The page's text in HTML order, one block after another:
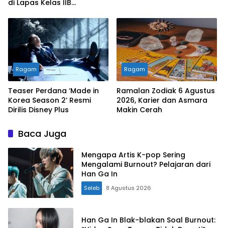
di Lapas Kelas IIB
Ragam
Teaser Perdana ‘Made in
Korea Season 2’ Resmi
Dirilis Disney Plus
Ragam
Ramalan Zodiak 6 Agustus
2026, Karier dan Asmara
Makin Cerah
Baca Juga
Mengapa Artis K-pop Sering
Mengalami Burnout? Pelajaran dari
Han Ga In
Seleb 8 Agustus 2026
Han Ga In Blak-blakan Soal Burnout: